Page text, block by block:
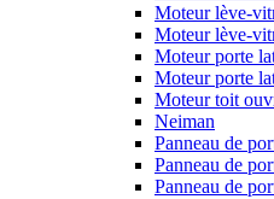
Moteur lève-
Moteur lève-
Moteur porte
Moteur porte
Moteur toit
Neiman
Panneau de
Panneau de
Panneau de